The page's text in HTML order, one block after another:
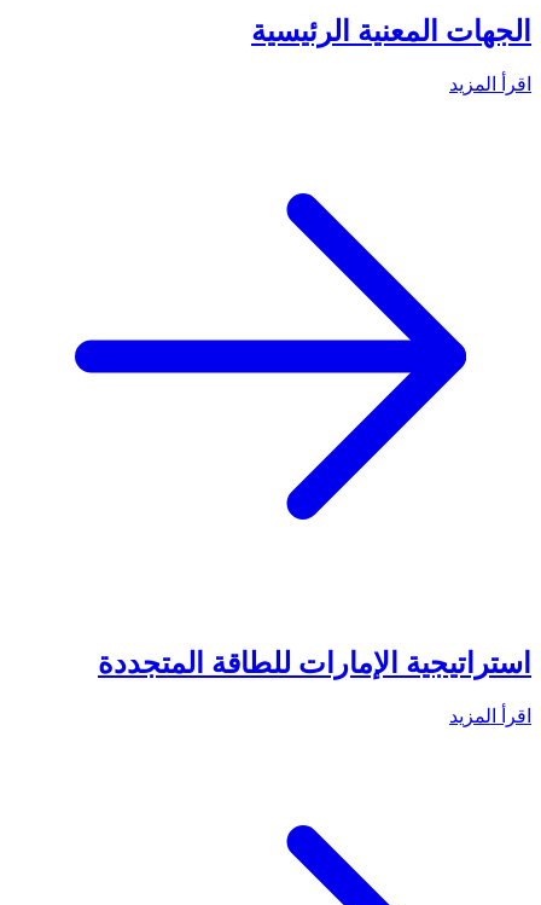
الجهات المعنية الرئيسية
اقرأ المزيد
استراتيجية الإمارات للطاقة المتجددة
اقرأ المزيد